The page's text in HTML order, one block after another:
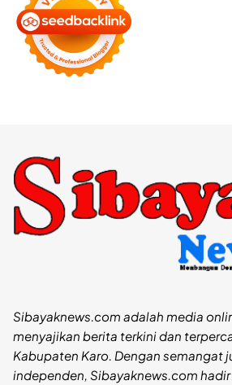
Sibayaknews.com adalah media
menyajikan berita terkini dan
Kabupaten Karo. Dengan semangat
independen, Sibayaknews.com